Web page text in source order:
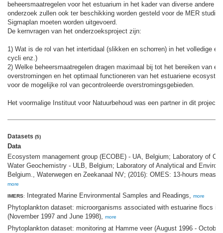
beheersmaatregelen voor het estuarium in het kader van diverse andere
onderzoek zullen ook ter beschikking worden gesteld voor de MER
Sigmaplan moeten worden uitgevoerd.
De kernvragen van het onderzoeksproject zijn:
1) Wat is de rol van het intertidaal (slikken en schorren) in het volledige
cycli enz.)
2) Welke beheersmaatregelen dragen maximaal bij tot het bereiken van
overstromingen en het optimaal functioneren van het estuariene
voor de mogelijke rol van gecontroleerde overstromingsgebieden.
Het voormalige Instituut voor Natuurbehoud was een partner in dit project
Datasets (5)
Data
Ecosystem management group (ECOBE) - UA, Belgium; Laboratory of
Water Geochemistry - ULB, Belgium; Laboratory of Analytical and
Belgium., Waterwegen en Zeekanaal NV; (2016): OMES: 13-hours
more
IMERS: Integrated Marine Environmental Samples and Readings, more
Phytoplankton dataset: microorganisms associated with estuarine flocs in
(November 1997 and June 1998), more
Phytoplankton dataset: monitoring at Hamme veer (August 1996 -